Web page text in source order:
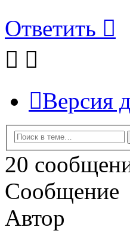
Ответить
Версия
20
Сообщение
Автор